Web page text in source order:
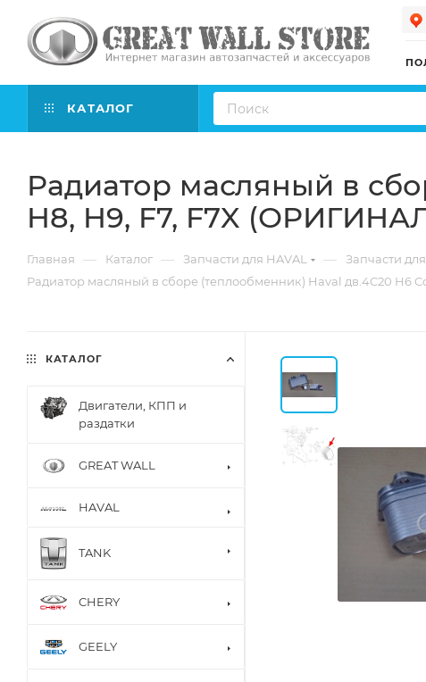
КАТАЛОГ
Радиатор масляный в
H8, H9, F7, F7X
Главная — Каталог — Запчасти для HAVAL — Запчасти
Радиатор масляный в сборе (теплообменник) Haval дв.4C20 H6
КАТАЛОГ
Двигатели, КПП и
раздатки
GREAT WALL
HAVAL
TANK
CHERY
GEELY